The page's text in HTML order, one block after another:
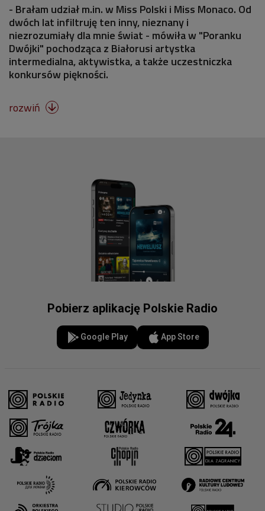
- Brałam udział m.in. w Miss Polski i Miss Monaco. Od
dwóch lat infiltruję ten inny, nieznany i
niezrozumiały dla mnie świat - mówiła w "Poranku
Dwójki" pochodząca z Białorusi artystka
intermedialna, aktywistka, a także uczestniczka
konkursów piękności.
rozwiń 
Pobierz aplikację Polskie Radio
Google Play App Store